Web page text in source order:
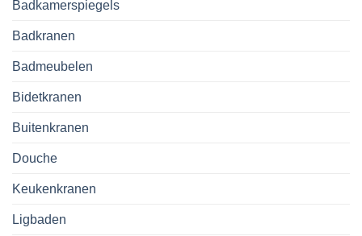
Badkamerspiegels
Badkranen
Badmeubelen
Bidetkranen
Buitenkranen
Douche
Keukenkranen
Ligbaden